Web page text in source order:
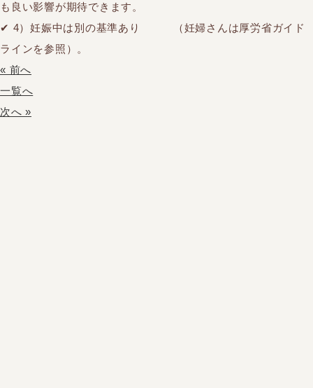
も良い影響が期待できます。
✔ 4）妊娠中は別の基準あり （妊婦さんは厚労省ガイド
ラインを参照）。
« 前へ
一覧へ
次へ »